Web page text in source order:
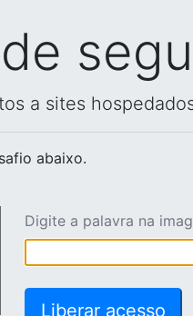
a sites
abaixo.
Digite a palavra na